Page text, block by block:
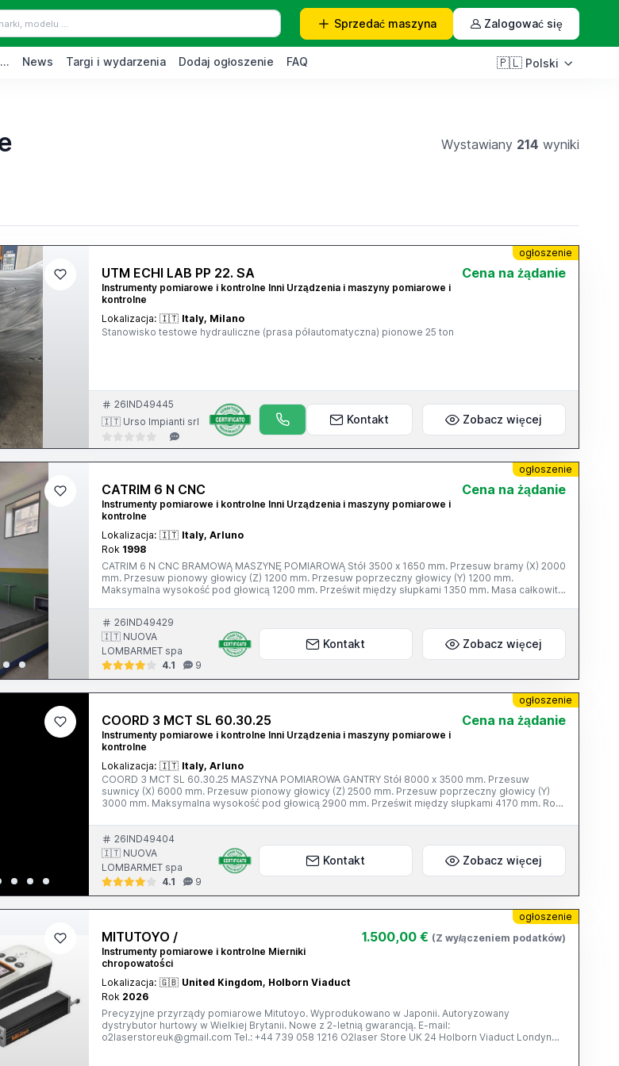
Sprzedać maszyna Zalogować się
News Targi i wydarzenia Dodaj ogłoszenie FAQ 🇵🇱 Polski
Wystawiany 214 wyniki
ogłoszenie
UTM ECHI LAB PP 22. SA
Instrumenty pomiarowe i kontrolne Inni Urządzenia i maszyny pomiarowe i
kontrolne
Cena na żądanie
Lokalizacja: 🇮🇹 Italy, Milano
Stanowisko testowe hydrauliczne (prasa półautomatyczna) pionowe 25 ton
26IND49445
🇮🇹 Urso Impianti srl
Kontakt Zobacz więcej
ogłoszenie
CATRIM 6 N CNC
Instrumenty pomiarowe i kontrolne Inni Urządzenia i maszyny pomiarowe i
kontrolne
Cena na żądanie
Lokalizacja: 🇮🇹 Italy, Arluno
Rok 1998
CATRIM 6 N CNC BRAMOWĄ MASZYNĘ POMIAROWĄ Stół 3500 x 1650 mm. Przesuw bramy (X) 2000
mm. Przesuw pionowy głowicy (Z) 1200 mm. Przesuw poprzeczny głowicy (Y) 1200 mm.
Maksymalna wysokość pod głowicą 1200 mm. Prześwit między słupkami 1350 mm. Masa całkowita
26IND49429
🇮🇹 NUOVA
LOMBARMET spa
4.1
9
Kontakt Zobacz więcej
ogłoszenie
COORD 3 MCT SL 60.30.25
Instrumenty pomiarowe i kontrolne Inni Urządzenia i maszyny pomiarowe i
kontrolne
Cena na żądanie
Lokalizacja: 🇮🇹 Italy, Arluno
COORD 3 MCT SL 60.30.25 MASZYNA POMIAROWA GANTRY Stół 8000 x 3500 mm. Przesuw
suwnicy (X) 6000 mm. Przesuw pionowy głowicy (Z) 2500 mm. Przesuw poprzeczny głowicy (Y)
3000 mm. Maksymalna wysokość pod głowicą 2900 mm. Prześwit między słupkami 4170 mm. Rok
1800 mm.
26IND49404
🇮🇹 NUOVA
LOMBARMET spa
4.1
9
Kontakt Zobacz więcej
ogłoszenie
MITUTOYO /
Instrumenty pomiarowe i kontrolne Mierniki
chropowatości
1.500,00 € (Z wyłączeniem podatków)
Lokalizacja: 🇬🇧 United Kingdom, Holborn Viaduct
Rok 2026
Precyzyjne przyrządy pomiarowe Mitutoyo. Wyprodukowano w Japonii. Autoryzowany
dystrybutor hurtowy w Wielkiej Brytanii. Nowe z 2-letnią gwarancją. E-mail:
o2laserstoreuk@gmail.com Tel.: +44 739 058 1216 O2laser Store UK 24 Holborn Viaduct Londyn